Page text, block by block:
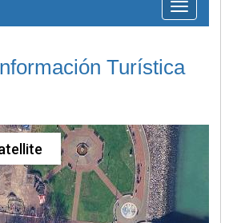
Toggle
navigation
Turística